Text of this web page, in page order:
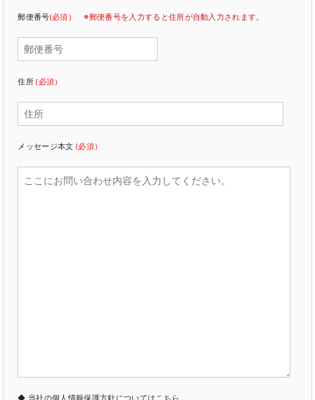
郵便番号(必須） ※郵便番号を入力すると住所が自動入力されます。
住所(必須）
メッセージ本文(必須）
◆ 当社の個人情報保護方針については こちら